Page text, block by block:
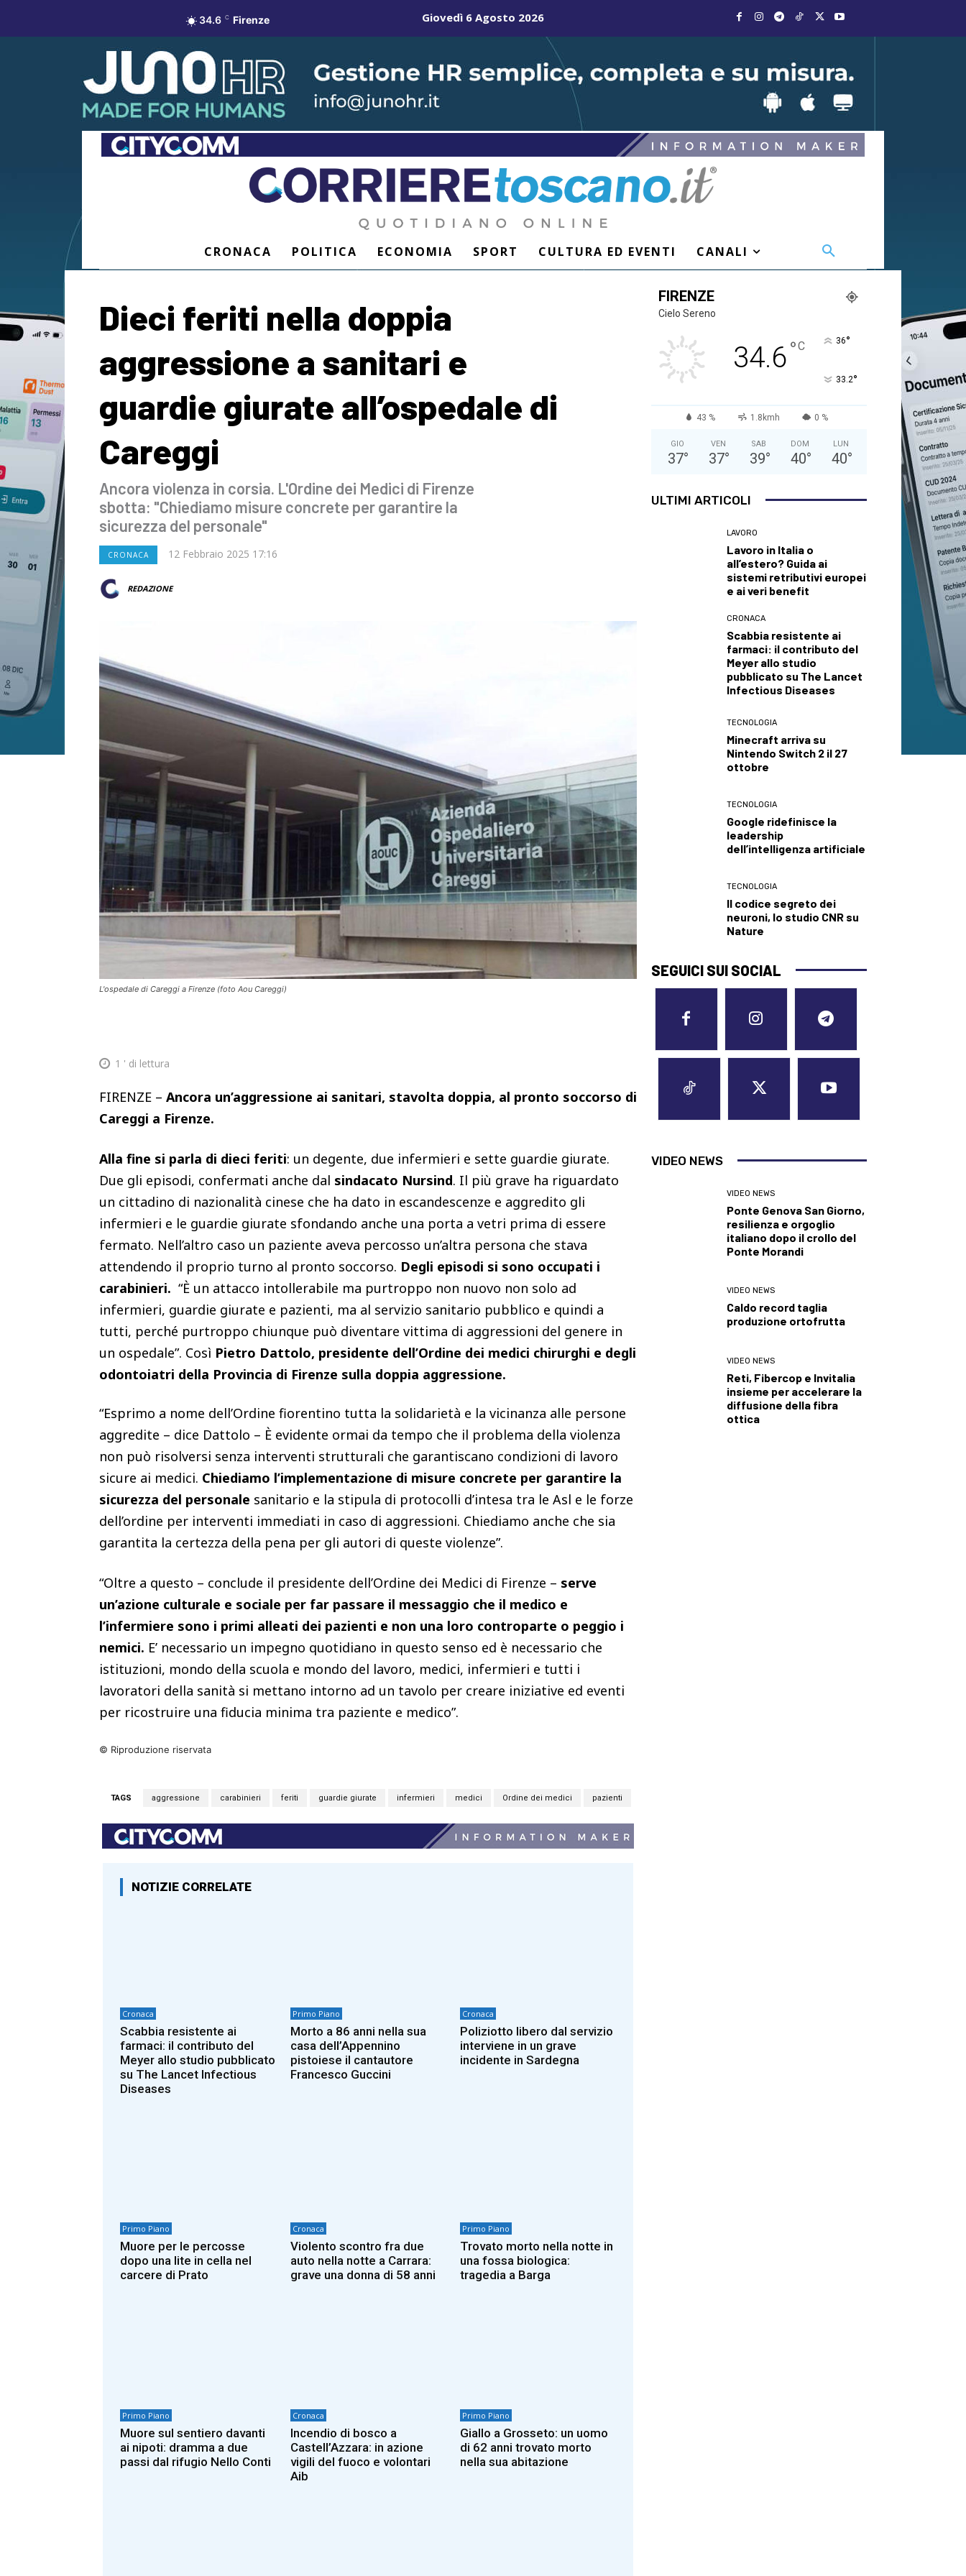
34.6 C Firenze Giovedì 6 Agosto 2026
CRONACA POLITICA ECONOMIA SPORT CULTURA ED EVENTI CANALI
Dieci feriti nella doppia
aggressione a sanitari e
guardie giurate all’ospedale di
Careggi
Ancora violenza in corsia. L'Ordine dei Medici di Firenze
sbotta: "Chiediamo misure concrete per garantire la
sicurezza del personale"
CRONACA 12 Febbraio 2025 17:16
REDAZIONE
L'ospedale di Careggi a Firenze (foto Aou Careggi)
1 ' di lettura
FIRENZE – Ancora un’aggressione ai sanitari, stavolta doppia, al pronto soccorso di
Careggi a Firenze.
Alla fine si parla di dieci feriti: un degente, due infermieri e sette guardie giurate.
Due gli episodi, confermati anche dal sindacato Nursind. Il più grave ha riguardato
un cittadino di nazionalità cinese che ha dato in escandescenze e aggredito gli
infermieri e le guardie giurate sfondando anche una porta a vetri prima di essere
fermato. Nell’altro caso un paziente aveva percosso un’altra persona che stava
attendendo il proprio turno al pronto soccorso. Degli episodi si sono occupati i
carabinieri. “È un attacco intollerabile ma purtroppo non nuovo non solo ad
infermieri, guardie giurate e pazienti, ma al servizio sanitario pubblico e quindi a
tutti, perché purtroppo chiunque può diventare vittima di aggressioni del genere in
un ospedale”. Così Pietro Dattolo, presidente dell’Ordine dei medici chirurghi e degli
odontoiatri della Provincia di Firenze sulla doppia aggressione.
“Esprimo a nome dell’Ordine fiorentino tutta la solidarietà e la vicinanza alle persone
aggredite – dice Dattolo – È evidente ormai da tempo che il problema della violenza
non può risolversi senza interventi strutturali che garantiscano condizioni di lavoro
sicure ai medici. Chiediamo l’implementazione di misure concrete per garantire la
sicurezza del personale sanitario e la stipula di protocolli d’intesa tra le Asl e le forze
dell’ordine per interventi immediati in caso di aggressioni. Chiediamo anche che sia
garantita la certezza della pena per gli autori di queste violenze”.
“Oltre a questo – conclude il presidente dell’Ordine dei Medici di Firenze – serve
un’azione culturale e sociale per far passare il messaggio che il medico e
l’infermiere sono i primi alleati dei pazienti e non una loro controparte o peggio i
nemici. E’ necessario un impegno quotidiano in questo senso ed è necessario che
istituzioni, mondo della scuola e mondo del lavoro, medici, infermieri e tutti i
lavoratori della sanità si mettano intorno ad un tavolo per creare iniziative ed eventi
per ricostruire una fiducia minima tra paziente e medico”.
© Riproduzione riservata
TAGS aggressione carabinieri feriti guardie giurate infermieri medici Ordine dei medici pazienti
NOTIZIE CORRELATE
Cronaca
Scabbia resistente ai
farmaci: il contributo del
Meyer allo studio pubblicato
su The Lancet Infectious
Diseases
Primo Piano
Morto a 86 anni nella sua
casa dell’Appennino
pistoiese il cantautore
Francesco Guccini
Cronaca
Poliziotto libero dal servizio
interviene in un grave
incidente in Sardegna
Primo Piano
Muore per le percosse
dopo una lite in cella nel
carcere di Prato
Cronaca
Violento scontro fra due
auto nella notte a Carrara:
grave una donna di 58 anni
Primo Piano
Trovato morto nella notte in
una fossa biologica:
tragedia a Barga
Primo Piano
Muore sul sentiero davanti
ai nipoti: dramma a due
passi dal rifugio Nello Conti
Cronaca
Incendio di bosco a
Castell’Azzara: in azione
vigili del fuoco e volontari
Aib
Primo Piano
Giallo a Grosseto: un uomo
di 62 anni trovato morto
nella sua abitazione
FIRENZE
Cielo Sereno
34.6°C 36°
33.2°
43 % 1.8kmh 0 %
GIO
37°
VEN
37°
SAB
39°
DOM
40°
LUN
40°
ULTIMI ARTICOLI
LAVORO
Lavoro in Italia o
all’estero? Guida ai
sistemi retributivi europei
e ai veri benefit
CRONACA
Scabbia resistente ai
farmaci: il contributo del
Meyer allo studio
pubblicato su The Lancet
Infectious Diseases
TECNOLOGIA
Minecraft arriva su
Nintendo Switch 2 il 27
ottobre
TECNOLOGIA
Google ridefinisce la
leadership
dell’intelligenza artificiale
TECNOLOGIA
Il codice segreto dei
neuroni, lo studio CNR su
Nature
SEGUICI SUI SOCIAL
VIDEO NEWS
VIDEO NEWS
Ponte Genova San Giorno,
resilienza e orgoglio
italiano dopo il crollo del
Ponte Morandi
VIDEO NEWS
Caldo record taglia
produzione ortofrutta
VIDEO NEWS
Reti, Fibercop e Invitalia
insieme per accelerare la
diffusione della fibra
ottica